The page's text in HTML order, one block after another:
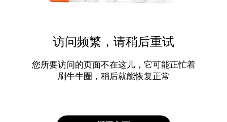
访问频繁，请稍后重试
您所要访问的页面不在这儿，它可能正忙着
刷牛牛圈，稍后就能恢复正常